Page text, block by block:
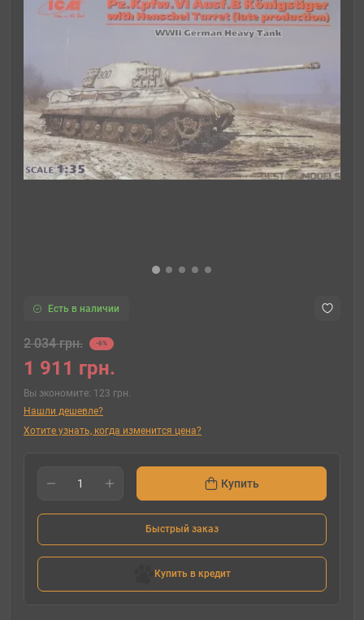
Есть в наличии
2 034 грн. -6%
1 911 грн.
Вы экономите: 123 грн.
Нашли дешевле?
Хотите узнать, когда изменится цена?
Купить
Быстрый заказ
Купить в кредит